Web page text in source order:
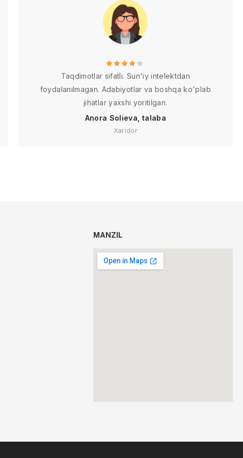
Taqdimotlar sifatli. Sun'iy intelektdan
foydalanilmagan. Adabiyotlar va boshqa ko'plab
jihatlar yaxshi yoritilgan.
Anora Solieva, talaba
Xaridor
MANZIL